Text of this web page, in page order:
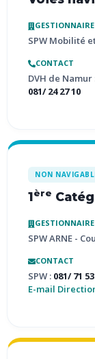
GESTIONNAIRE
SPW Mobilité
CONTACT
DVH de Namur
081/ 24 27 10
NON
1ère
GESTIONNAIRE
SPW ARNE -
CONTACT
SPW : 081/ 71
E-mail